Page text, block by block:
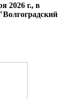
2026 г., в